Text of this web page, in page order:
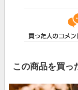
この商品を買っ